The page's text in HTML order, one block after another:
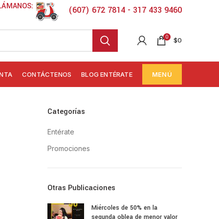
(607) 672 7814 - 317 433 9460
0 $0
CONTÁCTENOS BLOG ENTÉRATE MENÚ
Categorías
Entérate
Promociones
Otras Publicaciones
Miércoles de 50% en la
segunda oblea de menor valor